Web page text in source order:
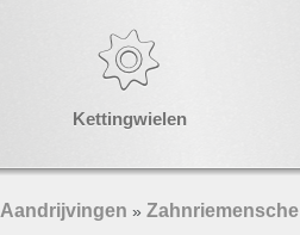
Kettingwielen
Aandrijvingen »